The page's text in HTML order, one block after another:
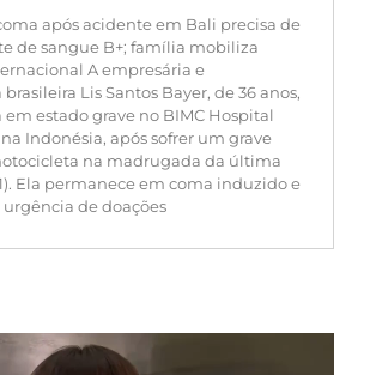
após acidente em Bali precisa de
de sangue B+; família mobiliza
A empresária e
Lis Santos Bayer, de 36 anos,
estado grave no BIMC Hospital
Indonésia, após sofrer um grave
na madrugada da última
Ela permanece em coma induzido e
de doações